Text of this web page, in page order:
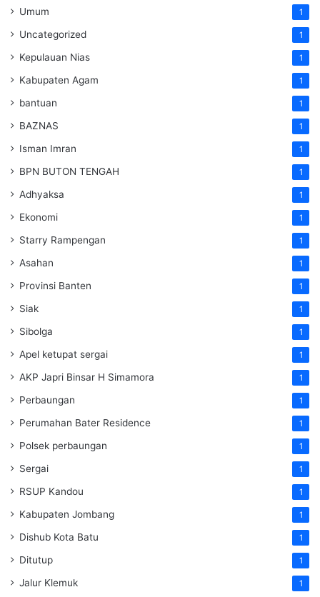
Umum 1
Uncategorized 1
Kepulauan Nias 1
Kabupaten Agam 1
bantuan 1
BAZNAS 1
Isman Imran 1
BPN BUTON TENGAH 1
Adhyaksa 1
Ekonomi 1
Starry Rampengan 1
Asahan 1
Provinsi Banten 1
Siak 1
Sibolga 1
Apel ketupat sergai 1
AKP Japri Binsar H Simamora 1
Perbaungan 1
Perumahan Bater Residence 1
Polsek perbaungan 1
Sergai 1
RSUP Kandou 1
Kabupaten Jombang 1
Dishub Kota Batu 1
Ditutup 1
Jalur Klemuk 1